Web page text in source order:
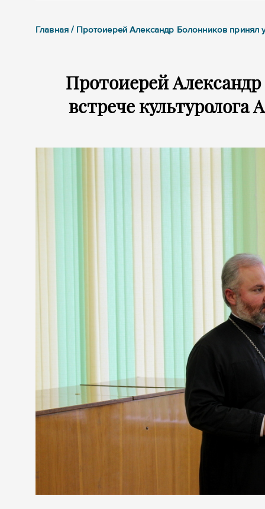
Главная / Протоиерей Александр Болонников принял
Протоиерей
встрече